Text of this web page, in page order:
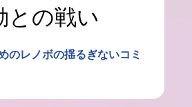
との戦い
のレノボの揺るぎないコミ